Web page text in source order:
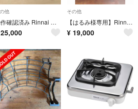
他
動作確認済み Rinnai 都市ガス ガス瞬間湯沸器 RUS-V51XT ホワイト 5号 キッチン給湯器
25,000
その他
【はるみ様専用】Rinnai Vamo. ガスコンロ 都市ガス用
¥ 19,000